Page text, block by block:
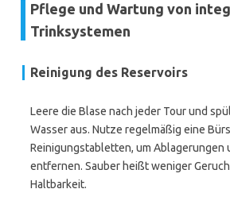
Pflege und Wartung von
Trinksystemen
Reinigung des Reservoirs
Leere die Blase nach jeder Tour und
Wasser aus. Nutze regelmäßig eine
Reinigungstabletten, um Ablagerungen
entfernen. Sauber heißt weniger
Haltbarkeit.